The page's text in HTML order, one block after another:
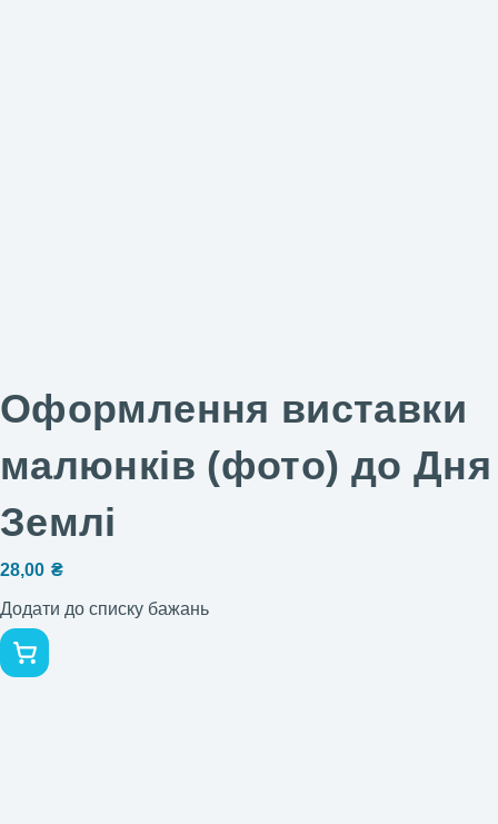
Оформлення виставки
малюнків (фото) до Дня
Землі
28,00 ₴
Додати до списку бажань